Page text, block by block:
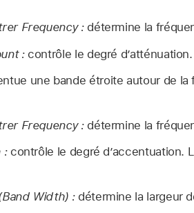
Frequency :détermine la
:contrôle le degré d’atténuation.
une bande étroite autour de
Frequency :détermine la
:contrôle le degré d’accentuation.
Width) :détermine la largeur